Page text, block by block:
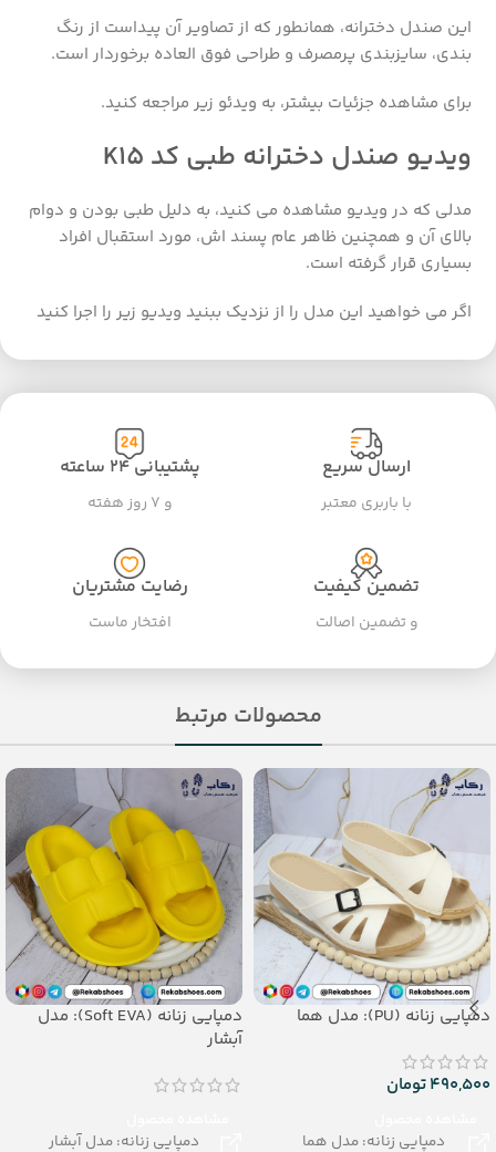
این صندل دخترانه، همانطور که از تصاویر آن پیداست از رنگ
بندی، سایزبندی پرمصرف و طراحی فوق العاده برخوردار است.
برای مشاهده جزئیات بیشتر، به ویدئو زیر مراجعه کنید.
ویدیو صندل دخترانه طبی کد K15
مدلی که در ویدیو مشاهده می کنید، به دلیل طبی بودن و دوام
بالای آن و همچنین ظاهر عام پسند اش، مورد استقبال افراد
بسیاری قرار گرفته است.
اگر می خواهید این مدل را از نزدیک ببنید ویدیو زیر را اجرا کنید
ارسال سریع
با باربری معتبر
پشتیبانی ۲۴ ساعته
و ۷ روز هفته
تضمین کیفیت
و تضمین اصالت
رضایت مشتریان
افتخار ماست
محصولات مرتبط
دمپایی زنانه (PU): مدل هما
490,500تومان
دمپایی زنانه: مدل هما
دمپایی زنانه (Soft EVA): مدل
آبشار
دمپایی زنانه: مدل آبشار